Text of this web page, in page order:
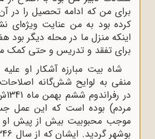
برای من که ادامه تحصیل را در
کرده بود به من عنایت ویژه‌ای
اینکه منزل ما در محله دیگر بود
برای تفقد و تدریس و حتی کمک
شاه بیت مبارزه آشکار او
منفی به لوایح شش‌گانه
مردم) بوده است که این عمل
موجب محبوبیت بیش از پیش او